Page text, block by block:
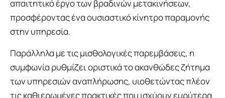
απαιτητικό έργο των βραδινών μετακινήσεων,
προσφέροντας ένα ουσιαστικό κίνητρο παραμονής
στην υπηρεσία.
Παράλληλα με τις μισθολογικές παρεμβάσεις, η
συμφωνία ρυθμίζει οριστικά το ακανθώδες ζήτημα
των υπηρεσιών αναπλήρωσης, υιοθετώντας πλέον
τις καθιερωμένες πρακτικές που ισχύουν ευρύτερα